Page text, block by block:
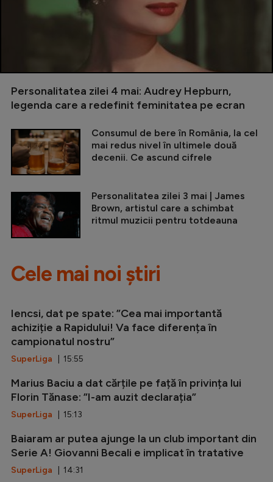
Personalitatea zilei 4 mai: Audrey Hepburn,
legenda care a redefinit feminitatea pe ecran
Consumul de bere în România, la cel
mai redus nivel în ultimele două
decenii. Ce ascund cifrele
Personalitatea zilei 3 mai | James
Brown, artistul care a schimbat
ritmul muzicii pentru totdeauna
Cele mai noi știri
Iencsi, dat pe spate: ”Cea mai importantă
achiziție a Rapidului! Va face diferența în
campionatul nostru”
SuperLiga | 15:55
Marius Baciu a dat cărțile pe față în privința lui
Florin Tănase: ”I-am auzit declarația”
SuperLiga | 15:13
Baiaram ar putea ajunge la un club important din
Serie A! Giovanni Becali e implicat în tratative
SuperLiga | 14:31